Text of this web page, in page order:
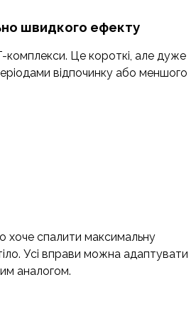
швидкого ефекту
комплекси. Це короткі, але дуже
відпочинку або меншого
хоче спалити максимальну
Усі вправи можна адаптувати
аналогом.